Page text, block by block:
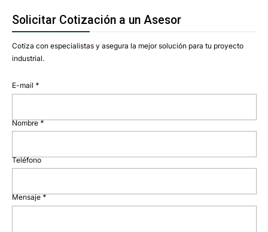
Solicitar Cotización a un Asesor
Cotiza con especialistas y asegura la mejor solución para tu proyecto
industrial.
E-mail *
Nombre*
Teléfono
Mensaje *